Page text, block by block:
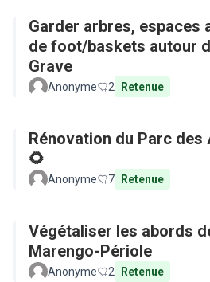
Garder arbres, espaces
de foot/baskets autour
Grave
Anonyme 2 Retenue
Rénovation du Parc des
🌻
Anonyme 7 Retenue
Végétaliser les abords
Marengo-Périole
Anonyme 2 Retenue